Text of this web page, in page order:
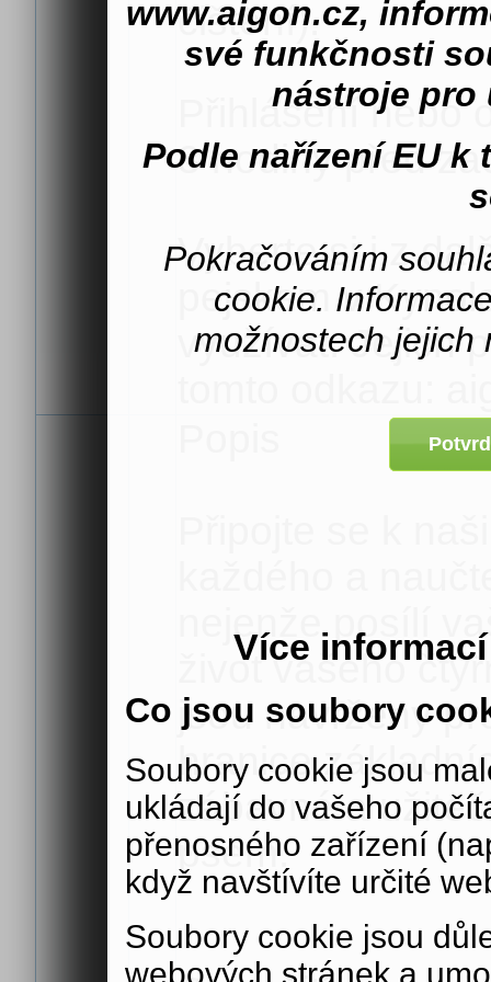
www.aigon.cz,
své funkčnosti
nástroje pro
Podle nařízení EU k
Pokračováním
cookie.
možnostech jejich
Více
Co jsou soubory
Soubory cookie jsou
ukládají do vašeho
přenosného zařízení
když navštívíte určité
Soubory cookie jsou
webových stránek a
čištění).
Přihlášení
3 hodiny před
Vyberte si i z
pejskem v
využívat. Jejich
nejenže posílí
život vašeho
jsou navrženy
hranice
zábavné a
psem.